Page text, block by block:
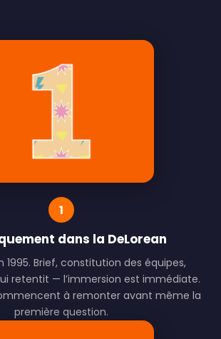
1
dans la DeLorean
1995. Brief, constitution des équipes,
retentit — l’immersion est immédiate.
à remonter avant même la
première question.